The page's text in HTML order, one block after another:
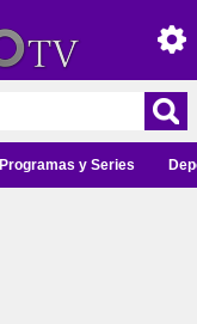
Programas y Series